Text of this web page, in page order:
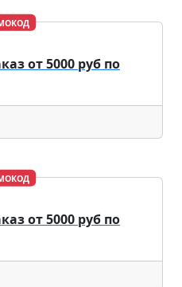
от 5000 руб по
от 5000 руб по